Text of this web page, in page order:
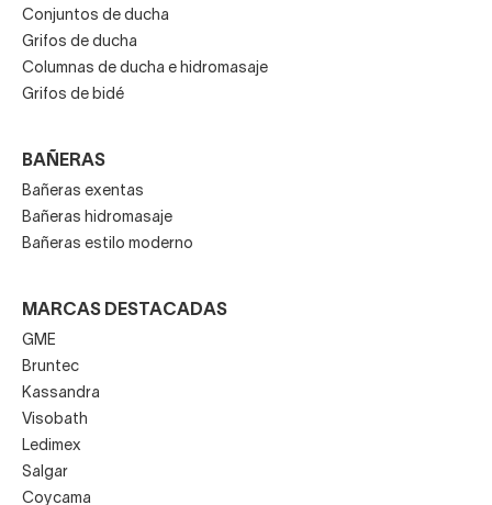
Conjuntos de ducha
Grifos de ducha
Columnas de ducha e hidromasaje
Grifos de bidé
BAÑERAS
Bañeras exentas
Bañeras hidromasaje
Bañeras estilo moderno
MARCAS DESTACADAS
GME
Bruntec
Kassandra
Visobath
Ledimex
Salgar
Coycama